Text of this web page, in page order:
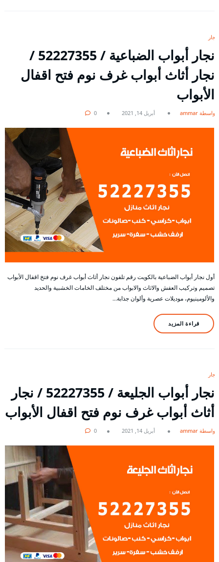
نجار
نجار أبواب الضباعية / 52227355 /
نجار أثاث أبواب غرف نوم فتح اقفال
الأبواب
بواسطة ammar أبريل 14, 2021 0
أول نجار أبواب الضباعية بالكويت رقم تلفون نجار أثاث أبواب غرف نوم فتخ اقفال الأبواب
تصميم وتركيب العفش والاثاث والابواب من مختلف الخامات الخشبية والحديد
والألومينيوم، موديلات عصرية وألوان جذابة…
قراءة المزيد
نجار
نجار أبواب الجليعة / 52227355 / نجار
أثاث أبواب غرف نوم فتح اقفال الأبواب
بواسطة ammar أبريل 14, 2021 0